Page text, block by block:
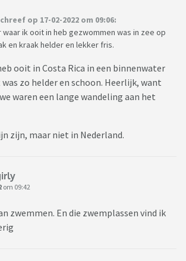
op 17-02-2022 om 09:06:
ik ooit in heb gezwommen was in zee op
en kraak helder en lekker fris.
ooit in Costa Rica in een binnenwater
zo helder en schoon. Heerlijk, want
waren een lange wandeling aan het
zijn, maar niet in Nederland.
om 09:42
zwemmen. En die zwemplassen vind ik